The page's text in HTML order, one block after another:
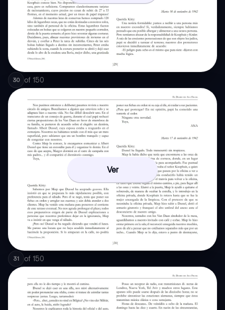
30 of 150
Ver
31 of 150